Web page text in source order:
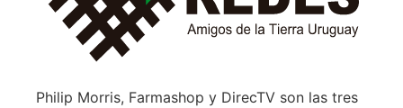
Philip Morris, Farmashop y DirecTV son las tres